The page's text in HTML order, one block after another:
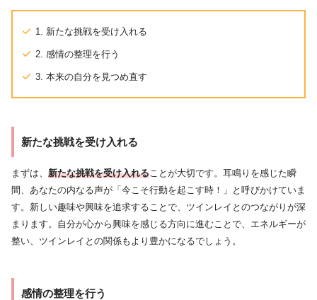
1. 新たな挑戦を受け入れる
2. 感情の整理を行う
3. 本来の自分を見つめ直す
新たな挑戦を受け入れる
まずは、 新たな挑戦を受け入れる ことが大切です。耳鳴りを感じた瞬
間、あなたの内なる声が「今こそ行動を起こす時！」と呼びかけていま
す。新しい趣味や興味を追求することで、ツインレイとのつながりが深
まります。自分が心から興味を感じる方向に進むことで、エネルギーが
整い、ツインレイとの関係もより豊かになるでしょう。
感情の整理を行う